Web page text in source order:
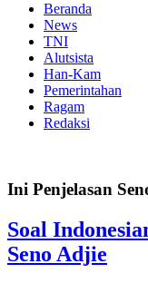
Beranda
News
TNI
Alutsista
Han-Kam
Pemerintahan
Ragam
Redaksi
Ini Penjelasan
Soal
Seno Adjie